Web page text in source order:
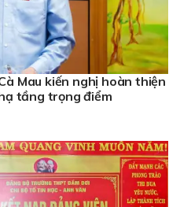
Mau kiến nghị hoàn thiện
tầng trọng điểm